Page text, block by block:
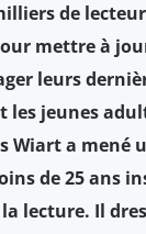
de
mettre à
leurs
les jeunes
Wiart a mené
de 25 ans
lecture. Il